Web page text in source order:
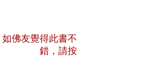
如佛友覺得此書不
錯，請按